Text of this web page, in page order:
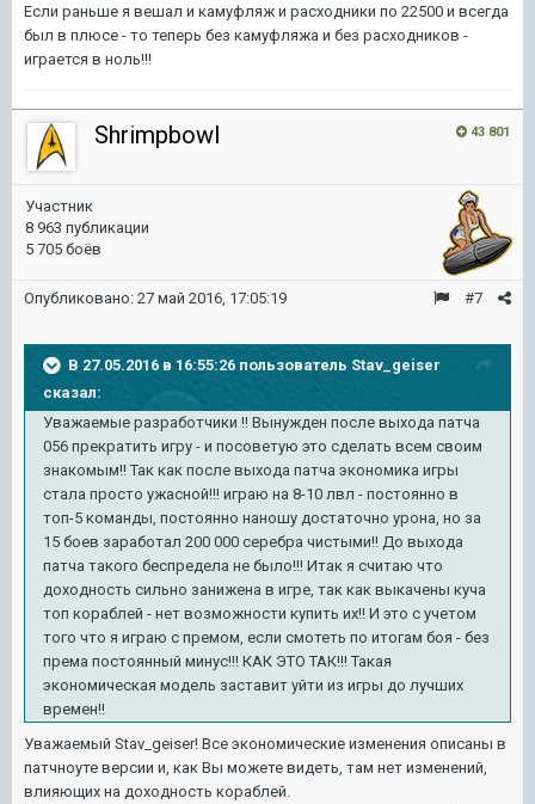
Если раньше я вешал и камуфляж и расходники по 22500 и всегда
был в плюсе - то теперь без камуфляжа и без расходников -
играется в ноль!!!
43 801
Shrimpbowl
Участник
8 963 публикации
5 705 боёв
#7
Опубликовано: 27 май 2016, 17:05:19
В 27.05.2016 в 16:55:26 пользователь Stav_geiser
сказал:
Уважаемые разработчики !! Вынужден после выхода патча
056 прекратить игру - и посоветую это сделать всем своим
знакомым!! Так как после выхода патча экономика игры
стала просто ужасной!!! играю на 8-10 лвл - постоянно в
топ-5 команды, постоянно наношу достаточно урона, но за
15 боев заработал 200 000 серебра чистыми!! До выхода
патча такого беспредела не было!!! Итак я считаю что
доходность сильно занижена в игре, так как выкачены куча
топ кораблей - нет возможности купить их!! И это с учетом
того что я играю с премом, если смотеть по итогам боя - без
према постоянный минус!!! КАК ЭТО ТАК!!! Такая
экономическая модель заставит уйти из игры до лучших
времен!!
Уважаемый Stav_geiser! Все экономические изменения описаны в
патчноуте версии и, как Вы можете видеть, там нет изменений,
влияющих на доходность кораблей.